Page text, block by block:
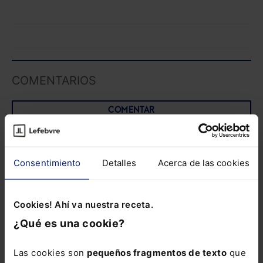
Consentimiento Detalles Acerca de las cookies
Cookies! Ahí va nuestra receta.
¿Qué es una cookie?
Las cookies son pequeños fragmentos de texto que
COMENTARIOS
COMENTAR
TAMBIÉN TE PUEDE INTERESAR
acuerdo que exime de ir
afectados por el